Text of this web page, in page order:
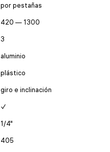
por pestañas
420 — 1300
3
aluminio
plástico
giro e inclinación
✓
1/4"
405